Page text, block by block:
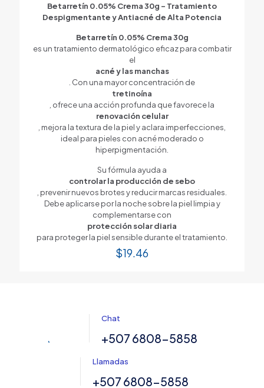
Betarretín 0.05% Crema 30g – Tratamiento
Despigmentante y Antiacné de Alta Potencia
Betarretín 0.05% Crema 30g
es un tratamiento dermatológico eficaz para combatir
el
acné y las manchas
. Con una mayor concentración de
tretinoína
, ofrece una acción profunda que favorece la
renovación celular
, mejora la textura de la piel y aclara imperfecciones,
ideal para pieles con acné moderado o
hiperpigmentación.
Su fórmula ayuda a
controlar la producción de sebo
, prevenir nuevos brotes y reducir marcas residuales.
Debe aplicarse por la noche sobre la piel limpia y
complementarse con
protección solar diaria
para proteger la piel sensible durante el tratamiento.
$19.46
Chat
+507 6808-5858
Llamadas
+507 6808-5858